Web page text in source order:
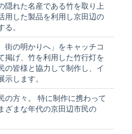
隠れた名産である竹を取り上
用した製品を利用し京田辺の
る。
街の明かりへ」をキャッチコ
掲げ、竹を利用した竹行灯を
の皆様と協力して制作し、イ
示します。
の方々。 特に制作に携わって
ざまな年代の京田辺市民の